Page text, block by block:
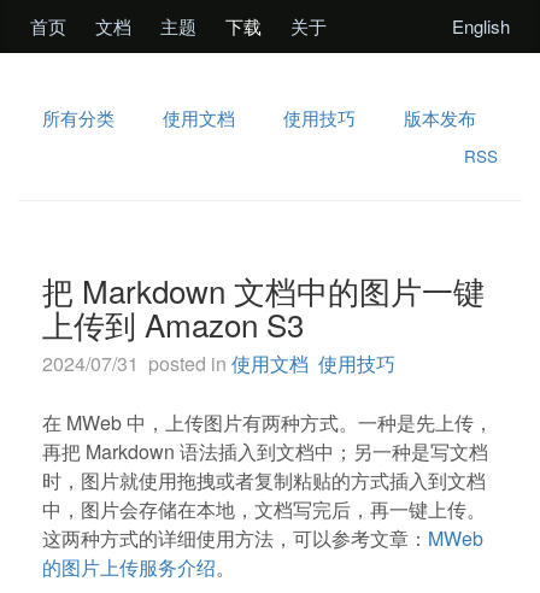
首页 文档 主题 下载 关于 English
所有分类 使用文档 使用技巧 版本发布
RSS
把 Markdown 文档中的图片一键
上传到 Amazon S3
2024/07/31 posted in 使用文档 使用技巧
在 MWeb 中，上传图片有两种方式。一种是先上传，
再把 Markdown 语法插入到文档中；另一种是写文档
时，图片就使用拖拽或者复制粘贴的方式插入到文档
中，图片会存储在本地，文档写完后，再一键上传。
这两种方式的详细使用方法，可以参考文章： MWeb
的图片上传服务介绍。